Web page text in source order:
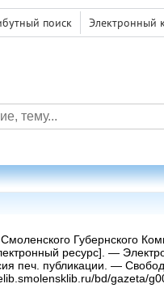
поиск Электронный
Губернского
ресурс]. —
печ. публикации. —
bd/gazeta/